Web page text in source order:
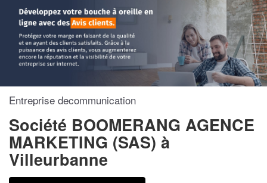
Entreprise decommunication
Société BOOMERANG AGENCE
MARKETING (SAS) à
Villeurbanne